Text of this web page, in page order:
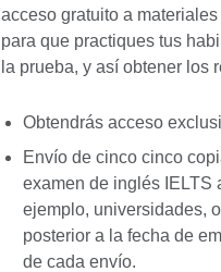
acceso gratuito a
para que practiques tus
la prueba, y así obtener los
Obtendrás acceso
Envío de cinco cinco
examen de inglés IELTS
ejemplo, universidades,
posterior a la fecha de
de cada envío.